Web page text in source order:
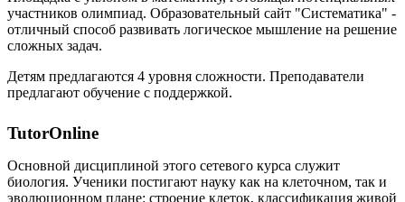
участников олимпиад. Образовательный сайт "Систематика" -
отличный способ развивать логическое мышление на решение
сложных задач.
Детям предлагаются 4 уровня сложности. Преподаватели
предлагают обучение с поддержкой.
TutorOnline
Основной дисциплиной этого сетевого курса служит
биология. Ученики постигают науку как на клеточном, так и
эволюционном плане: строение клеток, классификация живой